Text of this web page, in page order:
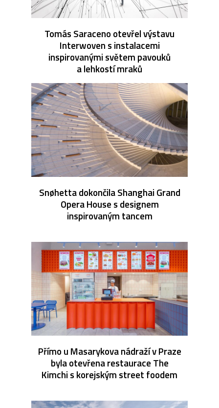
Tomás Saraceno otevřel výstavu
Interwoven s instalacemi
inspirovanými světem pavouků
a lehkostí mraků
Snøhetta dokončila Shanghai Grand
Opera House s designem
inspirovaným tancem
Přímo u Masarykova nádraží v Praze
byla otevřena restaurace The
Kimchi s korejským street foodem